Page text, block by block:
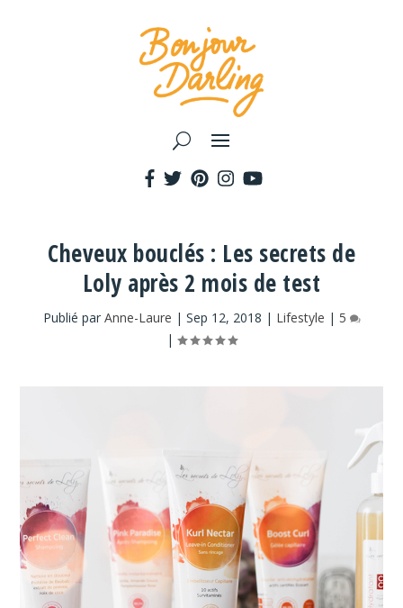
Cheveux bouclés : Les secrets de
Loly après 2 mois de test
Publié par Anne-Laure | Sep 12, 2018 | Lifestyle | 5
|